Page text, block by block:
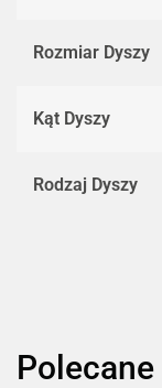
Rozmiar Dyszy
Kąt Dyszy
Rodzaj Dyszy